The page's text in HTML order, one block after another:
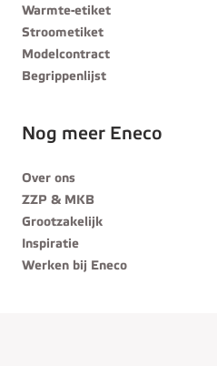
Warmte-etiket
Stroometiket
Modelcontract
Begrippenlijst
Nog meer Eneco
Over ons
ZZP & MKB
Grootzakelijk
Inspiratie
Werken bij Eneco